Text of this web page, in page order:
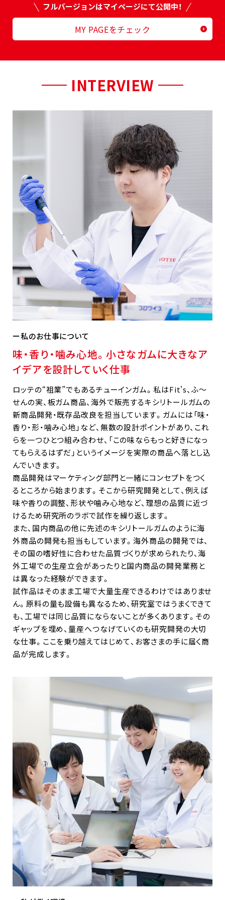
フルバージョンはマイページにて公開中！
MY PAGEをチェック
INTERVIEW
私のお仕事について
味・香り・噛み心地。小さなガムに大きなア
イデアを設計していく仕事
ロッテの“祖業”でもあるチューインガム。私はFit's、ふ～
せんの実、板ガム商品、海外で販売するキシリトールガムの
新商品開発・既存品改良を担当しています。ガムには「味・
香り・形・噛み心地」など、無数の設計ポイントがあり、これ
らを一つひとつ組み合わせ、「この味ならもっと好きになっ
てもらえるはずだ」というイメージを実際の商品へ落とし込
んでいきます。
商品開発はマーケティング部門と一緒にコンセプトをつく
るところから始まります。そこから研究開発として、例えば
味や香りの調整、形状や噛み心地など、理想の品質に近づ
けるため研究所のラボで試作を繰り返します。
また、国内商品の他に先述のキシリトールガムのように海
外商品の開発も担当もしています。海外商品の開発では、
その国の嗜好性に合わせた品質づくりが求められたり、海
外工場での生産立会があったりと国内商品の開発業務と
は異なった経験ができます。
試作品はそのまま工場で大量生産できるわけではありませ
ん。原料の量も設備も異なるため、研究室ではうまくできて
も、工場では同じ品質にならないことが多くあります。その
ギャップを埋め、量産へつなげていくのも研究開発の大切
な仕事。ここを乗り越えてはじめて、お客さまの手に届く商
品が完成します。